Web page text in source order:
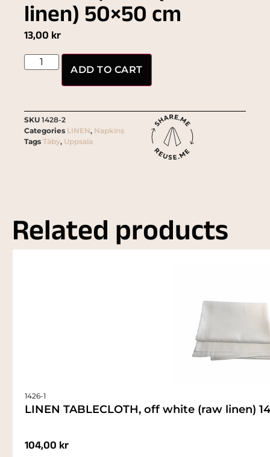
linen) 50×50 cm
13,00 kr
ADD TO CART
SKU 1428-2
Categories LINEN, Napkins
Tags Täby, Uppsala
Related products
1426-1
LINEN TABLECLOTH, off white (raw linen)
104,00 kr